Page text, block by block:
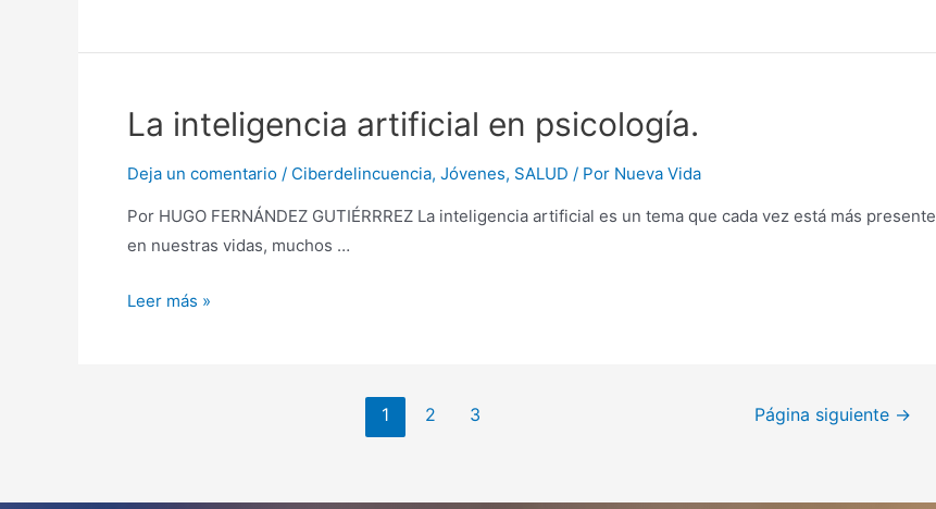
La inteligencia artificial en psicología.
Deja un comentario / Ciberdelincuencia, Jóvenes, SALUD / Por Nueva Vida
Por HUGO FERNÁNDEZ GUTIÉRRREZ La inteligencia artificial es un tema que cada vez está más presente
en nuestras vidas, muchos …
Leer más »
1 2 3 Página siguiente →